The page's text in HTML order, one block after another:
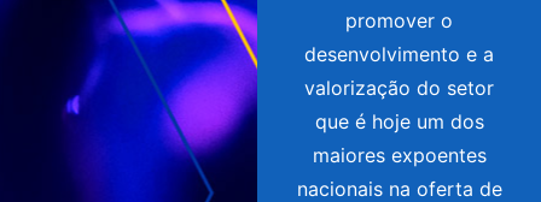
promover o
desenvolvimento e a
valorização do setor
que é hoje um dos
maiores expoentes
nacionais na oferta de